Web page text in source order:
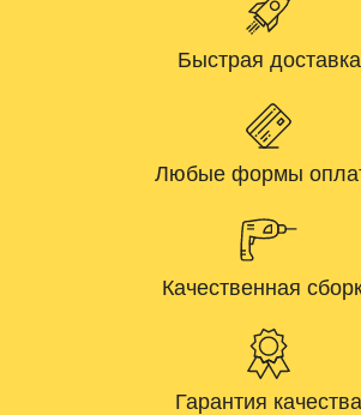
Быстрая доставка
Любые формы
Качественная
Гарантия качества